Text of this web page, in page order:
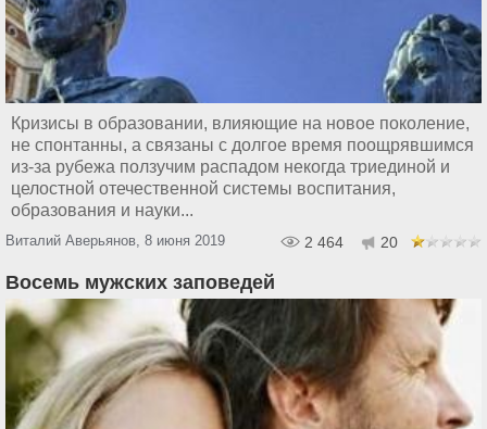
Кризисы в образовании, влияющие на новое поколение,
не спонтанны, а связаны с долгое время поощрявшимся
из-за рубежа ползучим распадом некогда триединой и
целостной отечественной системы воспитания,
образования и науки...
Виталий Аверьянов, 8 июня 2019 2 464 20
Восемь мужских заповедей